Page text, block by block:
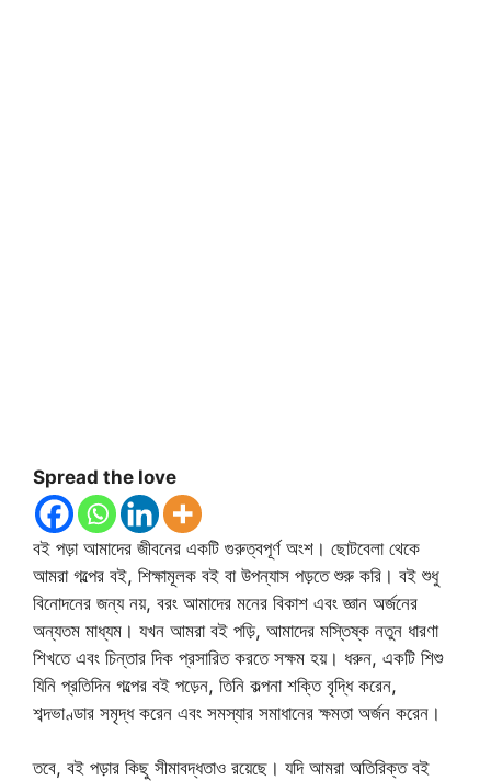
Spread the love
বই পড়া আমাদের জীবনের একটি গুরুত্বপূর্ণ অংশ। ছোটবেলা থেকে
আমরা গল্পের বই, শিক্ষামূলক বই বা উপন্যাস পড়তে শুরু করি। বই শুধু
বিনোদনের জন্য নয়, বরং আমাদের মনের বিকাশ এবং জ্ঞান অর্জনের
অন্যতম মাধ্যম। যখন আমরা বই পড়ি, আমাদের মস্তিষ্ক নতুন ধারণা
শিখতে এবং চিন্তার দিক প্রসারিত করতে সক্ষম হয়। ধরুন, একটি শিশু
যিনি প্রতিদিন গল্পের বই পড়েন, তিনি কল্পনা শক্তি বৃদ্ধি করেন,
শব্দভাণ্ডার সমৃদ্ধ করেন এবং সমস্যার সমাধানের ক্ষমতা অর্জন করেন।
তবে, বই পড়ার কিছু সীমাবদ্ধতাও রয়েছে। যদি আমরা অতিরিক্ত বই